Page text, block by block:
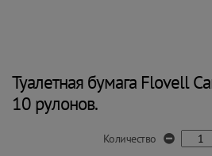
Туалетная бумага Flovell
10 рулонов.
Количество